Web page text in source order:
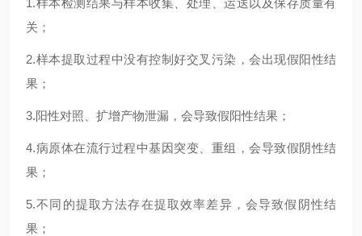
1.样本检测结果与样本收集、处理、运送以及保存质量有
关；
2.样本提取过程中没有控制好交叉污染，会出现假阳性结
果；
3.阳性对照、扩增产物泄漏，会导致假阳性结果；
4.病原体在流行过程中基因突变、重组，会导致假阴性结
果；
5.不同的提取方法存在提取效率差异，会导致假阴性结
果；